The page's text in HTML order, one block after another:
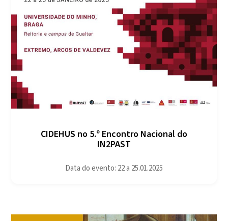
CIDEHUS no 5.º Encontro Nacional do
IN2PAST
Data do evento: 22 a 25.01.2025